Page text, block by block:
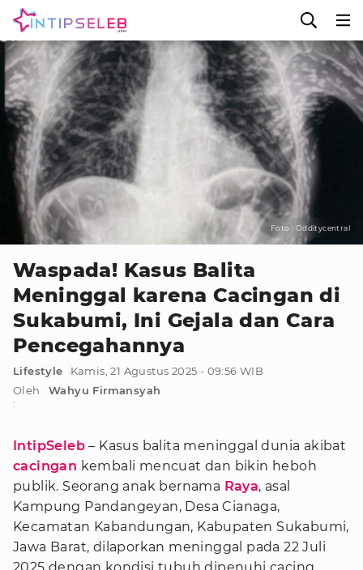
Foto : Odditycentral
Waspada! Kasus Balita
Meninggal karena Cacingan di
Sukabumi, Ini Gejala dan Cara
Pencegahannya
Lifestyle
Kamis, 21 Agustus 2025 - 09:56 WIB
Oleh
:
Wahyu Firmansyah
IntipSeleb – Kasus balita meninggal dunia akibat
cacingan kembali mencuat dan bikin heboh
publik. Seorang anak bernama Raya, asal
Kampung Pandangeyan, Desa Cianaga,
Kecamatan Kabandungan, Kabupaten Sukabumi,
Jawa Barat, dilaporkan meninggal pada 22 Juli